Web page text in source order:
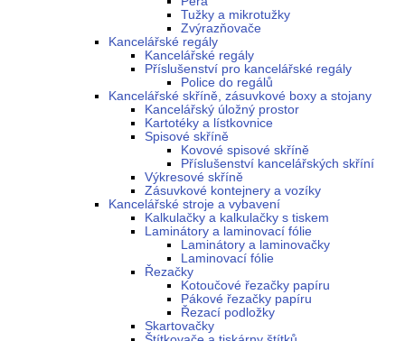
Tužky a mikrotužky
Zvýrazňovače
Kancelářské regály
Kancelářské regály
Příslušenství pro kancelářské regály
Police do regálů
Kancelářské skříně, zásuvkové boxy a stojany
Kancelářský úložný prostor
Kartotéky a lístkovnice
Spisové skříně
Kovové spisové skříně
Příslušenství kancelářských skříní
Výkresové skříně
Zásuvkové kontejnery a vozíky
Kancelářské stroje a vybavení
Kalkulačky a kalkulačky s tiskem
Laminátory a laminovací fólie
Laminátory a laminovačky
Laminovací fólie
Řezačky
Kotoučové řezačky papíru
Pákové řezačky papíru
Řezací podložky
Skartovačky